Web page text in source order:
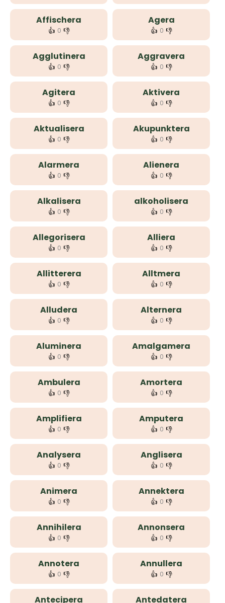
Affischera
👍 0 👎
Agera
👍 0 👎
Agglutinera
👍 0 👎
Aggravera
👍 0 👎
Agitera
👍 0 👎
Aktivera
👍 0 👎
Aktualisera
👍 0 👎
Akupunktera
👍 0 👎
Alarmera
👍 0 👎
Alienera
👍 0 👎
Alkalisera
👍 0 👎
alkoholisera
👍 0 👎
Allegorisera
👍 0 👎
Alliera
👍 0 👎
Allitterera
👍 0 👎
Alltmera
👍 0 👎
Alludera
👍 0 👎
Alternera
👍 0 👎
Aluminera
👍 0 👎
Amalgamera
👍 0 👎
Ambulera
👍 0 👎
Amortera
👍 0 👎
Amplifiera
👍 0 👎
Amputera
👍 0 👎
Analysera
👍 0 👎
Anglisera
👍 0 👎
Animera
👍 0 👎
Annektera
👍 0 👎
Annihilera
👍 0 👎
Annonsera
👍 0 👎
Annotera
👍 0 👎
Annullera
👍 0 👎
Antecipera Antedatera